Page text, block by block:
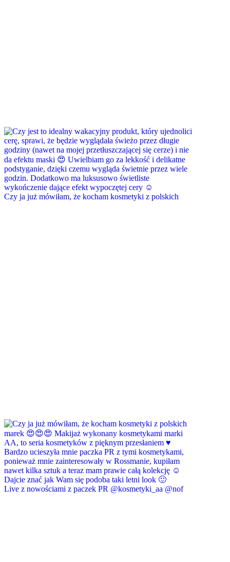
Czy ja już mówiłam, że kocham kosmetyki z polskich
Live z nowościami z paczek PR @kosmetyki_aa @nof